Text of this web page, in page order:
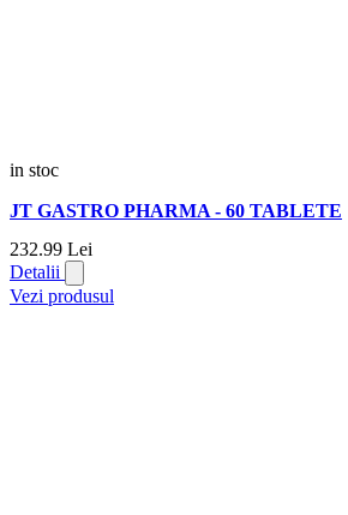
in stoc
JT GASTRO PHARMA - 60 TABLETE
232.99 Lei
Detalii
Vezi produsul